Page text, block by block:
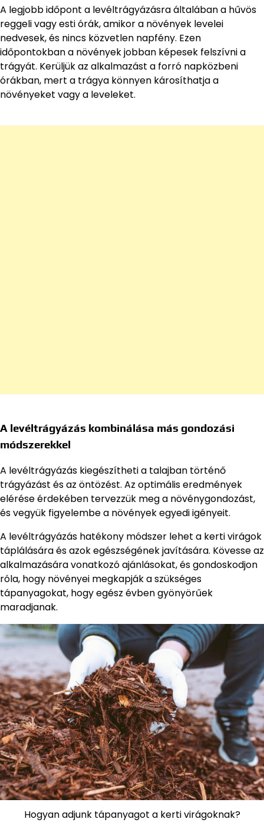
A legjobb időpont a levéltrágyázásra általában a hűvös
reggeli vagy esti órák, amikor a növények levelei
nedvesek, és nincs közvetlen napfény. Ezen
időpontokban a növények jobban képesek felszívni a
trágyát. Kerüljük az alkalmazást a forró napközbeni
órákban, mert a trágya könnyen károsíthatja a
növényeket vagy a leveleket.
A levéltrágyázás kombinálása más gondozási
módszerekkel
A levéltrágyázás kiegészítheti a talajban történő
trágyázást és az öntözést. Az optimális eredmények
elérése érdekében tervezzük meg a növénygondozást,
és vegyük figyelembe a növények egyedi igényeit.
A levéltrágyázás hatékony módszer lehet a kerti virágok
táplálására és azok egészségének javítására. Kövesse az
alkalmazására vonatkozó ajánlásokat, és gondoskodjon
róla, hogy növényei megkapják a szükséges
tápanyagokat, hogy egész évben gyönyörűek
maradjanak.
Hogyan adjunk tápanyagot a kerti virágoknak?